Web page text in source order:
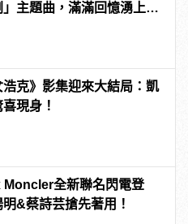
」主題曲，滿滿回憶湧上心
浩克》影集迎來大結局：凱
現身！
Moncler全新聯名閃電登
&蔡詩芸搶先著用！